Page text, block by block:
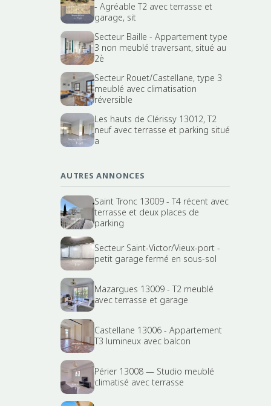
- Agréable T2 avec terrasse et
garage, sit
Secteur Baille - Appartement type
3 non meublé traversant, situé au
2è
Secteur Rouet/Castellane, type 3
meublé avec climatisation
réversible
Les hauts de Clérissy 13012, T2
neuf avec terrasse et parking situé
a
AUTRES ANNONCES
Saint Tronc 13009 - T4 récent avec
terrasse et deux places de
parking
Secteur Saint-Victor/Vieux-port -
petit garage fermé en sous-sol
Mazargues 13009 - T2 meublé
avec terrasse et garage
Castellane 13006 - Appartement
T3 lumineux avec balcon
Périer 13008 — Studio meublé
climatisé avec terrasse